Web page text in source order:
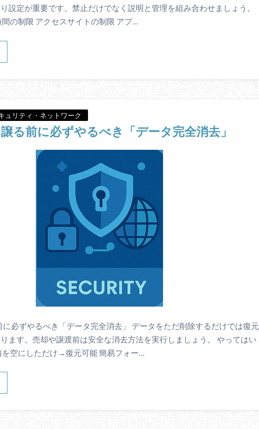
設定が重要です。禁止だけでなく説明と管理を組み合わせましょう。
の制限 アクセスサイトの制限 アプ…
ュリティ・ネットワーク
る前に必ずやるべき「データ完全消去」
に必ずやるべき「データ完全消去」 データをただ削除するだけでは復元
ます。売却や譲渡前は安全な消去方法を実行しましょう。 やってはい
空にしただけ→復元可能 簡易フォー…